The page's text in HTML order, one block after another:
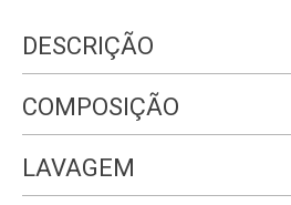
DESCRIÇÃO
COMPOSIÇÃO
LAVAGEM